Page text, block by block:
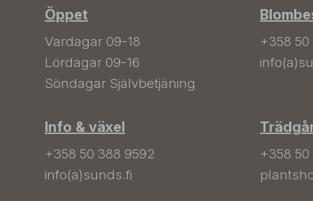
Öppet
Vardagar 09-18
Lördagar 09-16
Söndagar Självbetjäning
Info & växel
+358 50 388 9592
info(a)sunds.fi
+358
+358